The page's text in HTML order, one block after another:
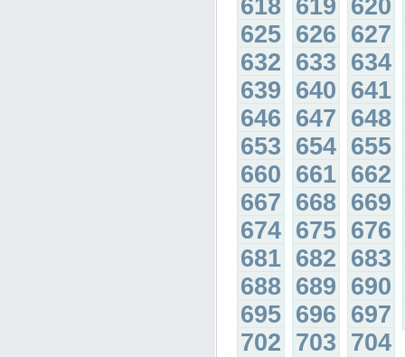
618 619 620
625 626 627
632 633 634
639 640 641
646 647 648
653 654 655
660 661 662
667 668 669
674 675 676
681 682 683
688 689 690
695 696 697
702 703 704